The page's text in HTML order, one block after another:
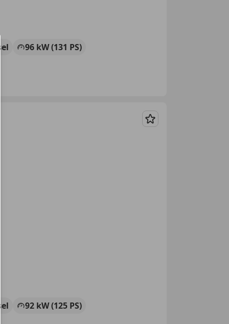
96 kW (131 PS)
Merken
92 kW (125 PS)